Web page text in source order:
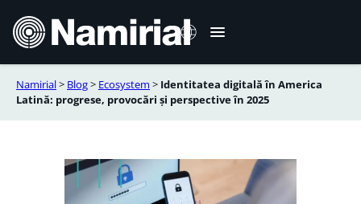
conținut
Italiano
Français
Español
Namirial> Blog> Ecosystem > Identitatea digitală în America
Latină: progrese, provocări și perspective în 2025